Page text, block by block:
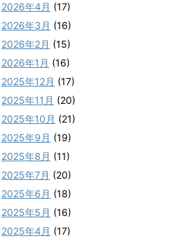
2026年4月 (17)
2026年3月 (16)
2026年2月 (15)
2026年1月 (16)
2025年12月 (17)
2025年11月 (20)
2025年10月 (21)
2025年9月 (19)
2025年8月 (11)
2025年7月 (20)
2025年6月 (18)
2025年5月 (16)
2025年4月 (17)